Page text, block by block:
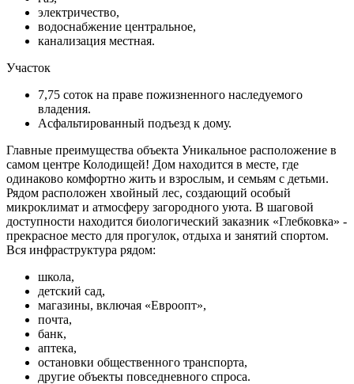
электричество,
водоснабжение центральное,
канализация местная.
Участок
7,75 соток на праве пожизненного наследуемого
владения.
Асфальтированный подъезд к дому.
Главные преимущества объекта Уникальное расположение в
самом центре Колодищей! Дом находится в месте, где
одинаково комфортно жить и взрослым, и семьям с детьми.
Рядом расположен хвойный лес, создающий особый
микроклимат и атмосферу загородного уюта. В шаговой
доступности находится биологический заказник «Глебковка» -
прекрасное место для прогулок, отдыха и занятий спортом.
Вся инфраструктура рядом:
школа,
детский сад,
магазины, включая «Евроопт»,
почта,
банк,
аптека,
остановки общественного транспорта,
другие объекты повседневного спроса.